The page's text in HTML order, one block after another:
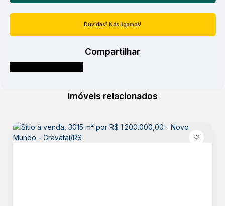
Dúvidas? Nós ligamos!
Compartilhar
Imóveis relacionados